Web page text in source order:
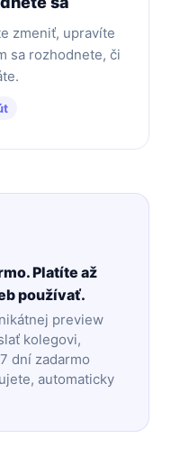
zmeniť, upravíte
sa rozhodnete, či
Platíte až
používať.
preview
kolegovi,
dní zadarmo
automaticky